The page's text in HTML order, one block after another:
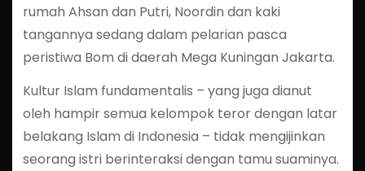
rumah Ahsan dan Putri, Noordin dan kaki
tangannya sedang dalam pelarian pasca
peristiwa Bom di daerah Mega Kuningan Jakarta.
Kultur Islam fundamentalis – yang juga dianut
oleh hampir semua kelompok teror dengan latar
belakang Islam di Indonesia – tidak mengijinkan
seorang istri berinteraksi dengan tamu suaminya.